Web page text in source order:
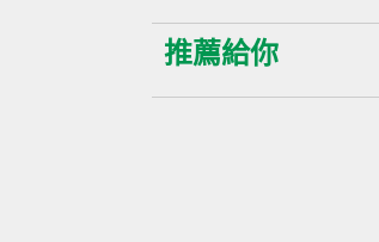
推薦給你